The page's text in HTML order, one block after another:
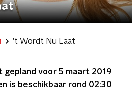
't Wordt Nu Laat
gepland voor 5 maart 2019
is beschikbaar rond 02:30